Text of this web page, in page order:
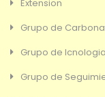
Extension
Grupo de
Grupo de
Grupo de